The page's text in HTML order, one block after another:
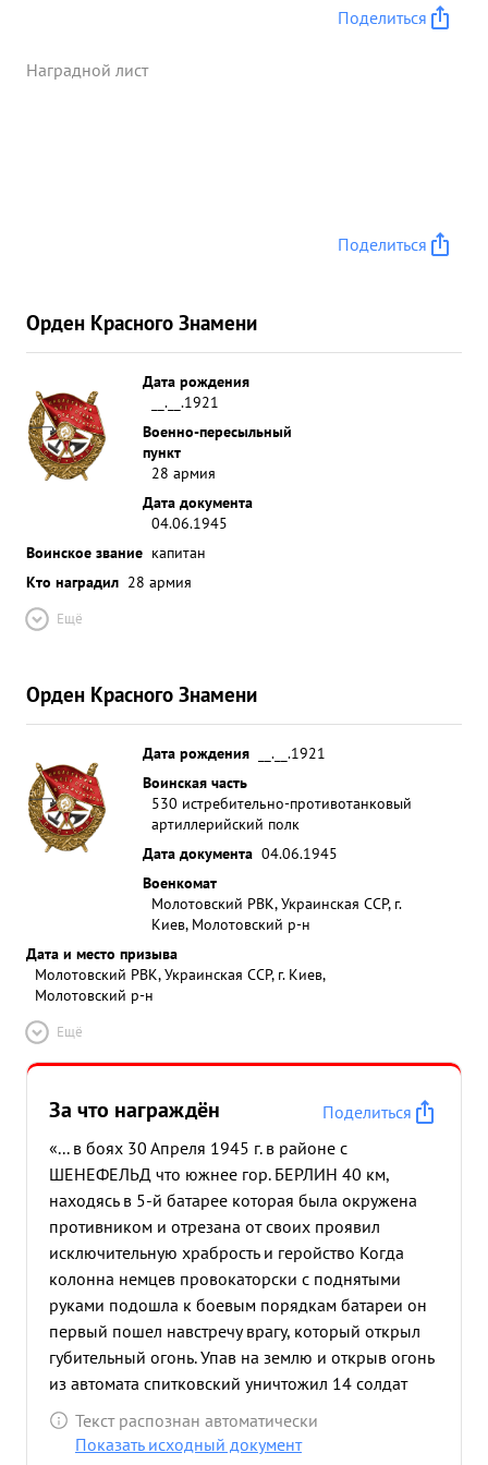
10 домов с засевшими в них немцами уничтожено
противника. ...»
Поделиться
Наградной лист
Поделиться
Орден Красного Знамени
Дата рождения
__.__.1921
Военно-пересыльный
пункт
28 армия
Дата документа
04.06.1945
Воинское звание капитан
Кто наградил 28 армия
Ещё
Орден Красного Знамени
Дата рождения
__.__.1921
Воинская часть
530 истребительно-противотанковый
артиллерийский полк
Дата документа 04.06.1945
Военкомат
Молотовский РВК, Украинская ССР, г.
Киев, Молотовский р-н
Дата и место призыва
Молотовский РВК, Украинская ССР, г. Киев,
Молотовский р-н
Ещё
За что награждён
Поделиться
«... в боях 30 Апреля 1945 г. в районе с
ШЕНЕФЕЛЬД что южнее гор. БЕРЛИН 40 км,
находясь в 5-й батарее которая была окружена
противником и отрезана от своих проявил
исключительную храбрость и геройство Когда
колонна немцев провокаторски с поднятыми
руками подошла к боевым порядкам батареи он
первый пошел навстречу врагу, который открыл
губительный огонь. Упав на землю и открыв огонь
из автомата спитковский уничтожил 14 солдат
противника. Когда вышел из строя командир
взвода лейтенант ХОМЕНКО, тов, спитковский
Текст распознан автоматически
Показать исходный документ